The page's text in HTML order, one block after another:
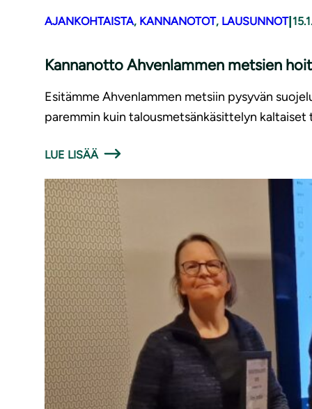
AJANKOHTAISTA, KANNANOTOT, LAUSUNNOT|
Kannanotto Ahvenlammen metsien
Esitämme Ahvenlammen metsiin pysyvän
paremmin kuin talousmetsänkäsittelyn kaltaiset
LUE LISÄÄ